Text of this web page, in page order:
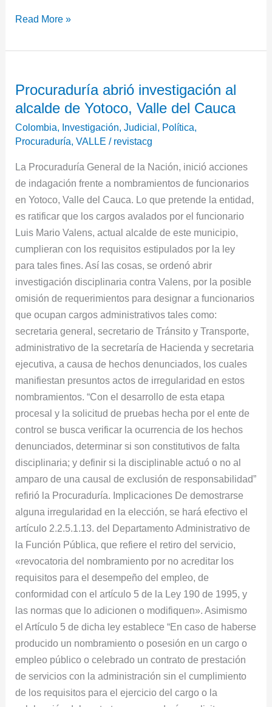
Read More »
Procuraduría abrió investigación al
alcalde de Yotoco, Valle del Cauca
Colombia, Investigación,Judicial, Política,
Procuraduría,VALLE / revistacg
La Procuraduría General de la Nación, inició acciones
de indagación frente a nombramientos de funcionarios
en Yotoco, Valle del Cauca. Lo que pretende la entidad,
es ratificar que los cargos avalados por el funcionario
Luis Mario Valens, actual alcalde de este municipio,
cumplieran con los requisitos estipulados por la ley
para tales fines. Así las cosas, se ordenó abrir
investigación disciplinaria contra Valens, por la posible
omisión de requerimientos para designar a funcionarios
que ocupan cargos administrativos tales como:
secretaria general, secretario de Tránsito y Transporte,
administrativo de la secretaría de Hacienda y secretaria
ejecutiva, a causa de hechos denunciados, los cuales
manifiestan presuntos actos de irregularidad en estos
nombramientos. “Con el desarrollo de esta etapa
procesal y la solicitud de pruebas hecha por el ente de
control se busca verificar la ocurrencia de los hechos
denunciados, determinar si son constitutivos de falta
disciplinaria; y definir si la disciplinable actuó o no al
amparo de una causal de exclusión de responsabilidad”
refirió la Procuraduría. Implicaciones De demostrarse
alguna irregularidad en la elección, se hará efectivo el
artículo 2.2.5.1.13. del Departamento Administrativo de
la Función Pública, que refiere el retiro del servicio,
«revocatoria del nombramiento por no acreditar los
requisitos para el desempeño del empleo, de
conformidad con el artículo 5 de la Ley 190 de 1995, y
las normas que lo adicionen o modifiquen». Asimismo
el Artículo 5 de dicha ley establece “En caso de haberse
producido un nombramiento o posesión en un cargo o
empleo público o celebrado un contrato de prestación
de servicios con la administración sin el cumplimiento
de los requisitos para el ejercicio del cargo o la
abrió
investigación
al
alcalde
Yotoco,
Valle
del
Cauca